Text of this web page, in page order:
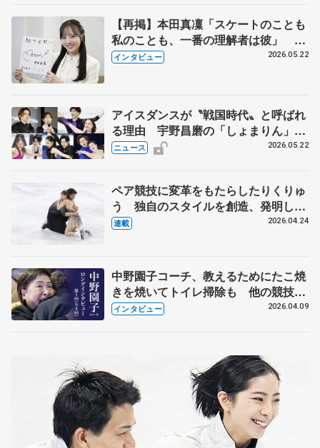
【再掲】本田真凜「スケートのことも
私のことも、一番の理解者は彼」 引
退時の単独インタビューで語った競技
インタビュー 2026.05.22
アイスダンスが〝戦国時代〟と呼ばれ
る理由 宇野昌磨の「しょまりん」ら
実力者が相次いで参戦 国内の競争激
ニュース 2026.05.22
ペア競技に変革をもたらしたりくりゅ
う 独自のスタイルを創造、発明した
【引退発表後②】
連載 2026.04.24
中野園子コーチ、教えるためにたこ焼
きを焼いてトイレ掃除も 他の競技に
も通用するという坂本花織の筋肉
インタビュー 2026.04.09